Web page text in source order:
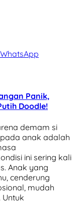
WhatsApp
Panik,
Doodle!
demam si
anak adalah
ini sering kali
Anak yang
cenderung
mudah
Untuk